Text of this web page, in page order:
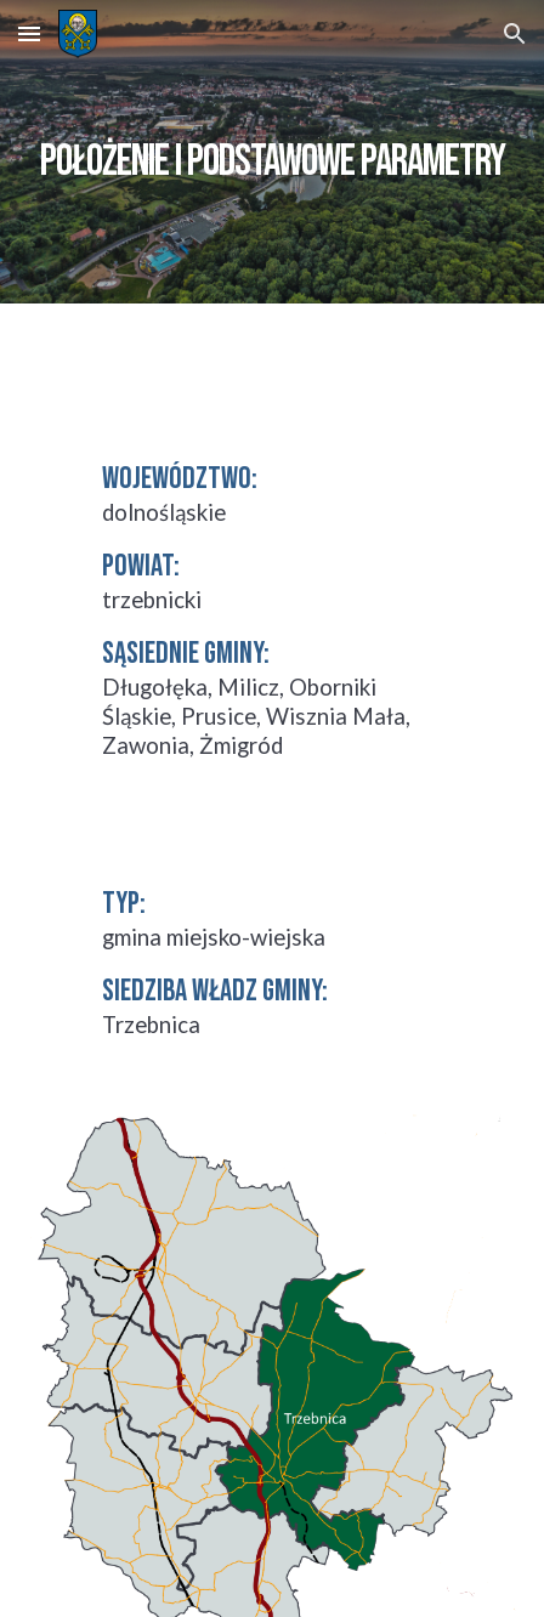
Skip to main content Skip to navigation
położenie i podstawowe parametry
WOJEWÓDZTWO:
dolnośląskie
POWIAT:
trzebnicki
SĄSIEDNIE GMINY:
Długołęka, Milicz, Oborniki
Śląskie, Prusice,Wisznia Mała,
Zawonia, Żmigród
TYP:
gmina miejsko-wiejska
SIEDZIBA WŁADZ GMINY:
Trzebnica